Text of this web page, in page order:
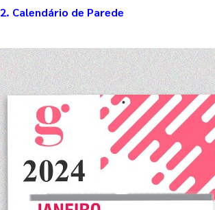
2. Calendário de Parede